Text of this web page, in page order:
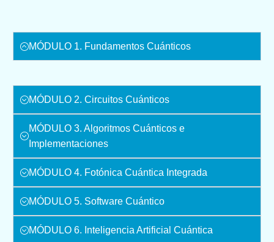
MÓDULO 1. Fundamentos Cuánticos
MÓDULO 2. Circuitos Cuánticos
MÓDULO 3. Algoritmos Cuánticos e
Implementaciones
MÓDULO 4. Fotónica Cuántica Integrada
MÓDULO 5. Software Cuántico
MÓDULO 6. Inteligencia Artificial Cuántica